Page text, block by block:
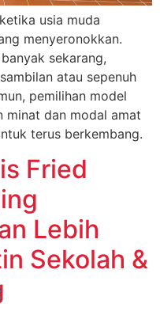
usia muda
menyeronokkan.
sekarang,
atau sepenuh
pemilihan model
minat dan modal amat
terus berkembang.
Fried
Lebih
Sekolah &